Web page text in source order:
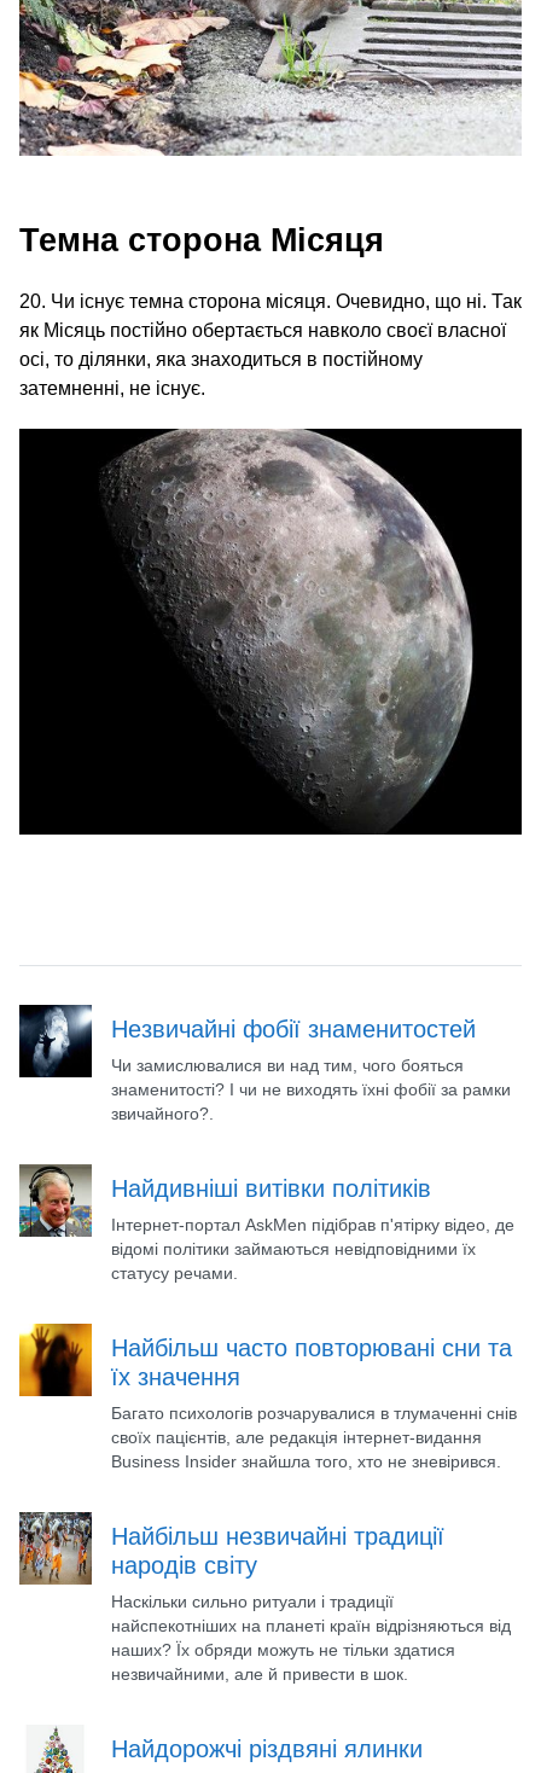
Темна сторона Місяця
20. Чи існує темна сторона місяця. Очевидно, що ні. Так
як Місяць постійно обертається навколо своєї власної
осі, то ділянки, яка знаходиться в постійному
затемненні, не існує.
Незвичайні фобії знаменитостей
Чи замислювалися ви над тим, чого бояться
знаменитості? І чи не виходять їхні фобії за рамки
звичайного?.
Найдивніші витівки політиків
Інтернет-портал AskMen підібрав п'ятірку відео, де
відомі політики займаються невідповідними їх
статусу речами.
Найбільш часто повторювані сни та
їх значення
Багато психологів розчарувалися в тлумаченні снів
своїх пацієнтів, але редакція інтернет-видання
Business Insider знайшла того, хто не зневірився.
Найбільш незвичайні традиції
народів світу
Наскільки сильно ритуали і традиції
найспекотніших на планеті країн відрізняються від
наших? Їх обряди можуть не тільки здатися
незвичайними, але й привести в шок.
Найдорожчі різдвяні ялинки